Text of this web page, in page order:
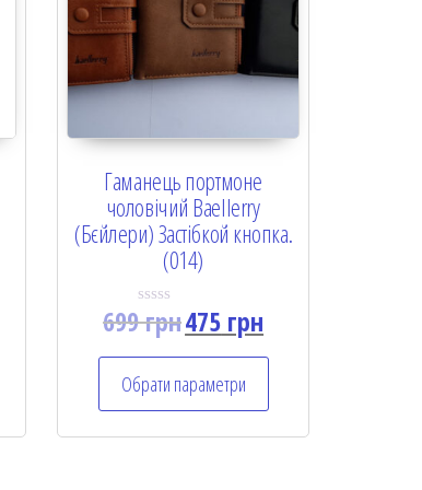
Гаманець портмоне
чоловічий Baellerry
(Бєйлери) Застібкой кнопка.
(014)
R
d
0
o
u
699грн475 грн
Обрати параметри